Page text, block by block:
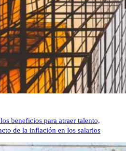
beneficios para atraer talento,
de la inflación en los salarios